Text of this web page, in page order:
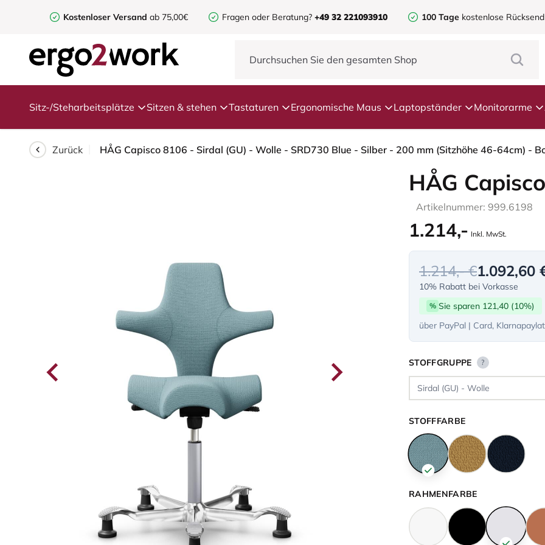
Kostenloser Versand ab 75,00€ Fragen oder Beratung? +49 32 221093910 100 Tage kostenlose
Sitz-/Steharbeitsplätze Sitzen & stehen Tastaturen Ergonomische Maus Laptopständer Monitorarme
Zurück HÅG Capisco 8106 - Sirdal (GU) - Wolle - SRD730 Blue - Silber - 200 mm (Sitzhöhe 46-64cm) -
HÅG
Artikelnummer: 999.6198
1.214,- Inkl. MwSt.
1.214,- €1.092,60
10% Rabatt bei Vorkasse
% Sie sparen 121,40 (10%)
über PayPal | Card,
STOFFGRUPPE ?
STOFFFARBE
RAHMENFARBE